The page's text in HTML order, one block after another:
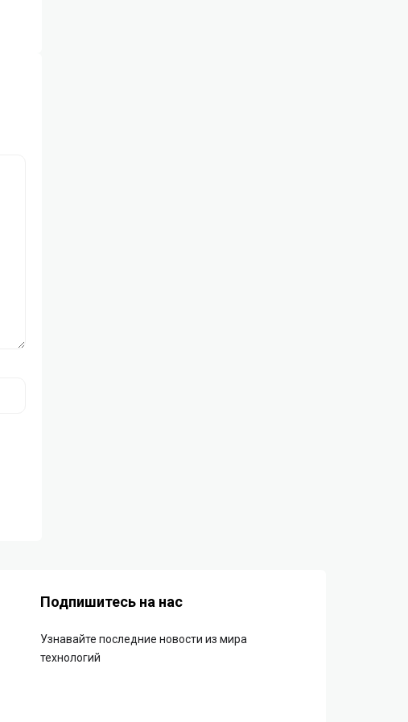
Подпишитесь на нас
Узнавайте последние новости из мира
технологий